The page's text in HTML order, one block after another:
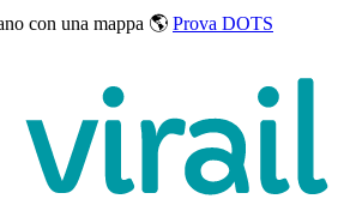
con una mappa 🌎 Prova DOTS